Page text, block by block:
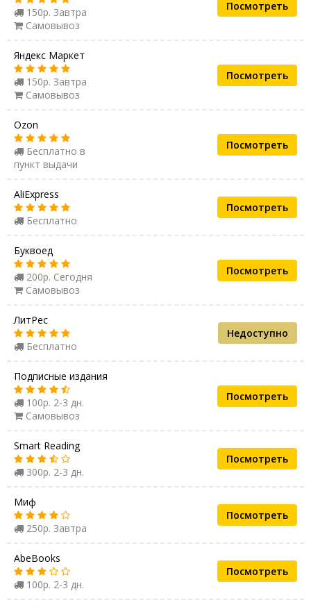
150р. Завтра
Самовывоз
Посмотреть
Яндекс Маркет
150р. Завтра
Самовывоз
Посмотреть
Ozon
Бесплатно в
пункт выдачи
Посмотреть
AliExpress
Бесплатно
Посмотреть
Буквоед
200р. Сегодня
Самовывоз
Посмотреть
ЛитРес
Бесплатно
Недоступно
Подписные издания
100р. 2-3 дн.
Самовывоз
Посмотреть
Smart Reading
300р. 2-3 дн.
Посмотреть
Миф
250р. Завтра
Посмотреть
AbeBooks
100р. 2-3 дн.
Посмотреть